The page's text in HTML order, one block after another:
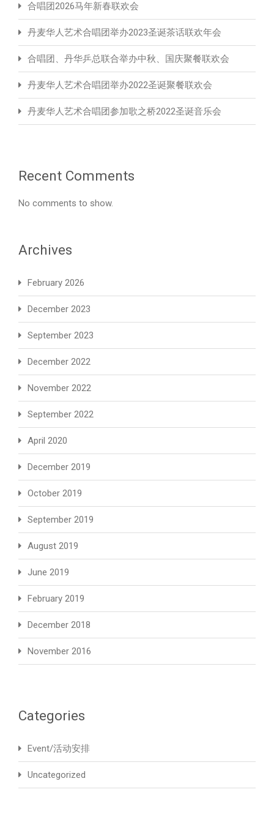
合唱团2026马年新春联欢会
丹麦华人艺术合唱团举办2023圣诞茶话联欢年会
合唱团、丹华乒总联合举办中秋、国庆聚餐联欢会
丹麦华人艺术合唱团举办2022圣诞聚餐联欢会
丹麦华人艺术合唱团参加歌之桥2022圣诞音乐会
Recent Comments
No comments to show.
Archives
February 2026
December 2023
September 2023
December 2022
November 2022
September 2022
April 2020
December 2019
October 2019
September 2019
August 2019
June 2019
February 2019
December 2018
November 2016
Categories
Event/活动安排
Uncategorized